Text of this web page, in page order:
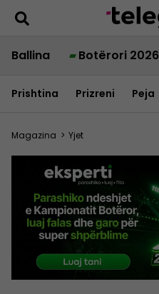
Ballina Botërori 2026
Prishtina Prizreni Peja
Magazina > Yjet